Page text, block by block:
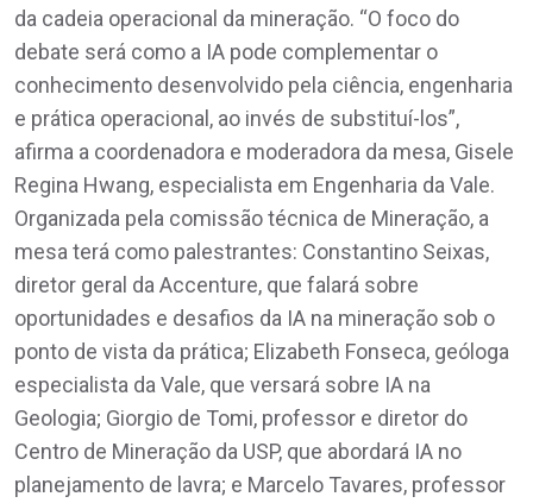
da cadeia operacional da mineração. “O foco do
debate será como a IA pode complementar o
conhecimento desenvolvido pela ciência, engenharia
e prática operacional, ao invés de substituí-los”,
afirma a coordenadora e moderadora da mesa, Gisele
Regina Hwang, especialista em Engenharia da Vale.
Organizada pela comissão técnica de Mineração, a
mesa terá como palestrantes: Constantino Seixas,
diretor geral da Accenture, que falará sobre
oportunidades e desafios da IA na mineração sob o
ponto de vista da prática; Elizabeth Fonseca, geóloga
especialista da Vale, que versará sobre IA na
Geologia; Giorgio de Tomi, professor e diretor do
Centro de Mineração da USP, que abordará IA no
planejamento de lavra; e Marcelo Tavares, professor